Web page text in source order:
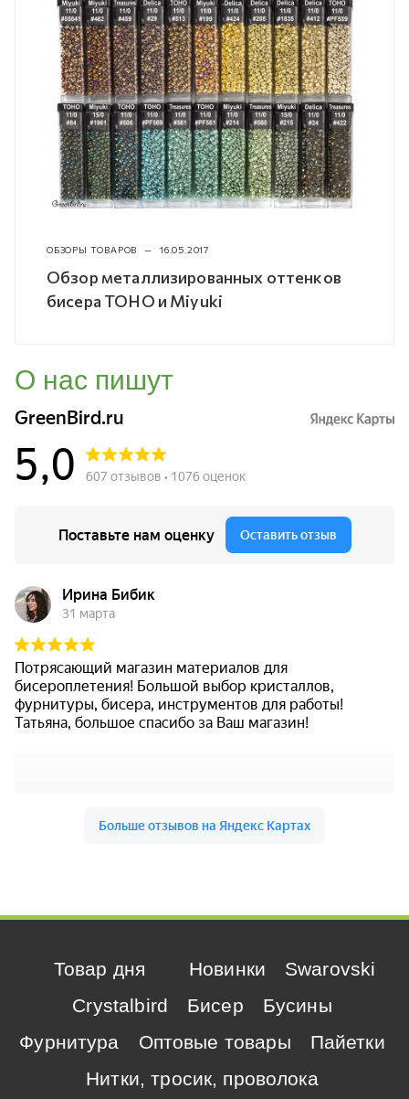
ОБЗОРЫ ТОВАРОВ — 16.05.2017
Обзор металлизированных оттенков
бисера TOHO и Miyuki
О нас пишут
Товар дня Новинки
Swarovski
Crystalbird
Бисер
Бусины
Фурнитура
Оптовые товары
Пайетки
Нитки, тросик, проволока